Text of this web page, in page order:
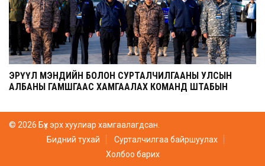
ЭРҮҮЛ МЭНДИЙН БОЛОН СУРТАЛЧИЛГААНЫ УЛСЫН
АЛБАНЫ ГАМШГААС ХАМГААЛАХ КОМАНД ШТАБЫН
© 2026 Бүх эрх хуулиар хамгаалагдсан.
Бидний тухай
Сурталчилгаа байршуулах
Холбоо барих